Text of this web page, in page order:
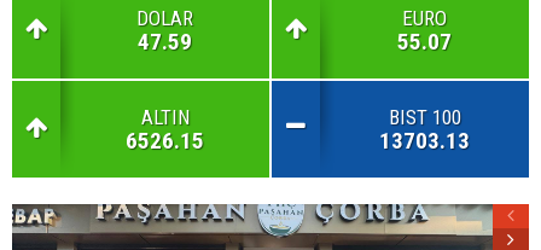
DOLAR
47.59
EURO
55.07
ALTIN
6526.15
BIST 100
13703.13